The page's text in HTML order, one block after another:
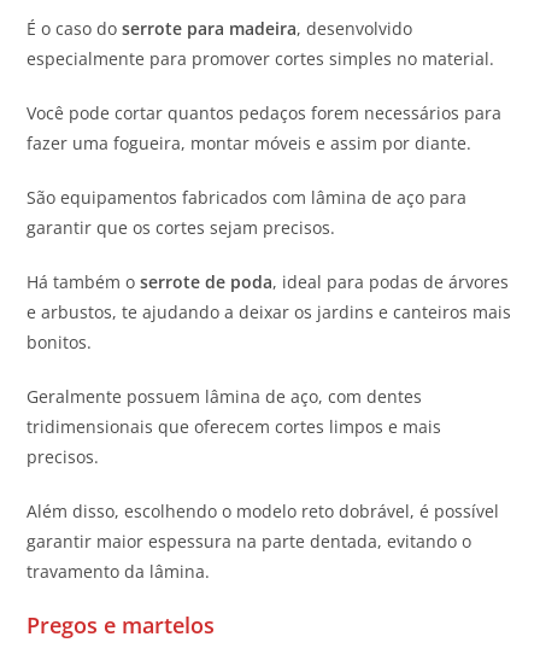
É o caso do serrote para madeira, desenvolvido
especialmente para promover cortes simples no material.
Você pode cortar quantos pedaços forem necessários para
fazer uma fogueira, montar móveis e assim por diante.
São equipamentos fabricados com lâmina de aço para
garantir que os cortes sejam precisos.
Há também oserrote de poda, ideal para podas de árvores
e arbustos, te ajudando a deixar os jardins e canteiros mais
bonitos.
Geralmente possuem lâmina de aço, com dentes
tridimensionais que oferecem cortes limpos e mais
precisos.
Além disso, escolhendo o modelo reto dobrável, é possível
garantir maior espessura na parte dentada, evitando o
travamento da lâmina.
Pregos e martelos